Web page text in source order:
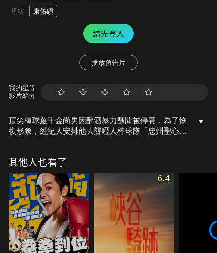
導演 康佑碩
請先登入
播放預告片
我的星等
影片給分
頂尖棒球選手金尚男因醉酒暴力醜聞被停賽，為了恢
復形象，經紀人安排他去聾啞人棒球隊「忠州聖心學
男望著只要戴上手套就能幸福奔跑的孩子們，內心産
生莫名的感動，於是尚男再次闖下了「大禍」…
其他人也看了
6.4